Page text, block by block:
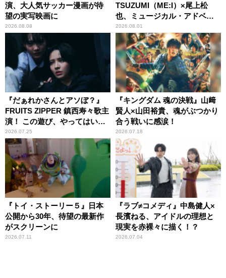
演、大人気サッカー漫画が待
望の実写映画に
2026.08.08
TSUZUMI（ME:I）×尾上松
也、ミュージカル・アドベン
チャーで美声を響かせる
2026.08.01
『だぁれかさんとアソぼ？』
FRUITS ZIPPER 鎮西寿々歌主
演！ この遊び、やってはいけ
ません。
2026.07.25
『キングダム 魂の決戦』山﨑
賢人×山田裕貴、魂がぶつかり
合う戦いに感涙！
2026.07.18
『トイ・ストーリー５』日本
公開から30年、待望の最新作
がスクリーンに
2026.07.11
『ラブ≠コメディ』中島健人×
長濱ねる、アイドルの理想と
現実を赤裸々に描く！？
2026.07.04